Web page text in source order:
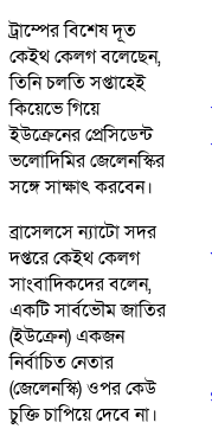
ট্রাম্পের বিশেষ দূত
কেইথ কেলগ বলেছেন,
তিনি চলতি সপ্তাহেই
কিয়েভে গিয়ে
ইউক্রেনের প্রেসিডেন্ট
ভলোদিমির জেলেনস্কির
সঙ্গে সাক্ষাৎ করবেন।
ব্রাসেলসে ন্যাটো সদর
দপ্তরে কেইথ কেলগ
সাংবাদিকদের বলেন,
একটি সার্বভৌম জাতির
(ইউক্রেন) একজন
নির্বাচিত নেতার
(জেলেনস্কি) ওপর কেউ
চুক্তি চাপিয়ে দেবে না।